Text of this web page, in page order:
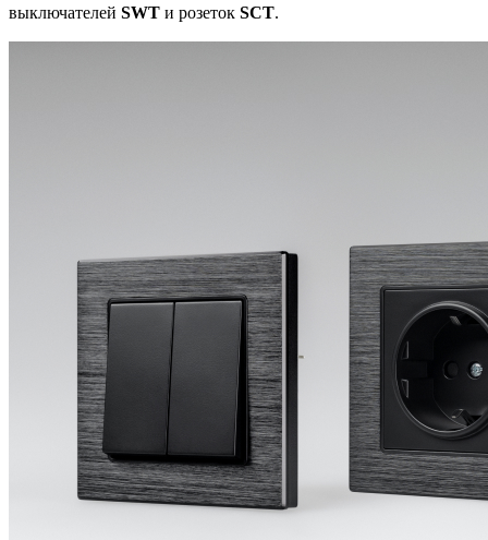
выключателей SWT и розеток SCT.